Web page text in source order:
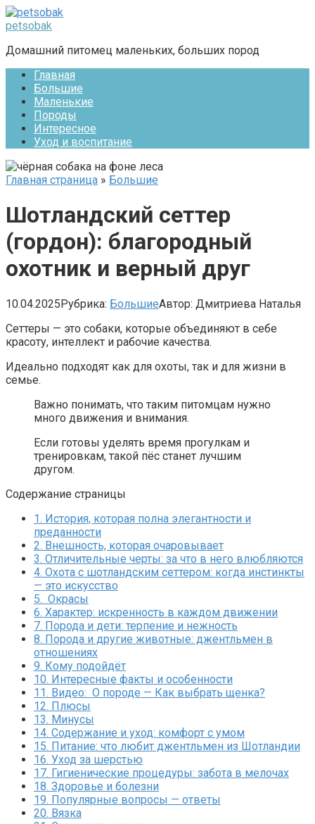
Перейти
к
petsobak
Домашний питомец маленьких, больших пород
Главная
Большие
Маленькие
Породы
Интересное
Уход и воспитание
Главная страница » Большие
Шотландский сеттер
(гордон): благородный
охотник и верный друг
10.04.2025Рубрика: БольшиеАвтор: Дмитриева Наталья
Сеттеры — это собаки, которые объединяют в себе
красоту, интеллект и рабочие качества.
Идеально подходят как для охоты, так и для жизни в
семье.
Важно понимать, что таким питомцам нужно
много движения и внимания.
Если готовы уделять время прогулкам и
тренировкам, такой пёс станет лучшим
другом.
Содержание страницы
1. История, которая полна элегантности и
преданности
2. Внешность, которая очаровывает
3. Отличительные черты: за что в него влюбляются
4. Охота с шотландским сеттером: когда инстинкты
— это искусство
5. Окрасы
6. Характер: искренность в каждом движении
7. Порода и дети: терпение и нежность
8. Порода и другие животные: джентльмен в
отношениях
9. Кому подойдёт
10. Интересные факты и особенности
11. Видео: О породе — Как выбрать щенка?
12. Плюсы
13. Минусы
14. Содержание и уход: комфорт с умом
15. Питание: что любит джентльмен из Шотландии
16. Уход за шерстью
17. Гигиенические процедуры: забота в мелочах
18. Здоровье и болезни
19. Популярные вопросы — ответы
20. Вязка